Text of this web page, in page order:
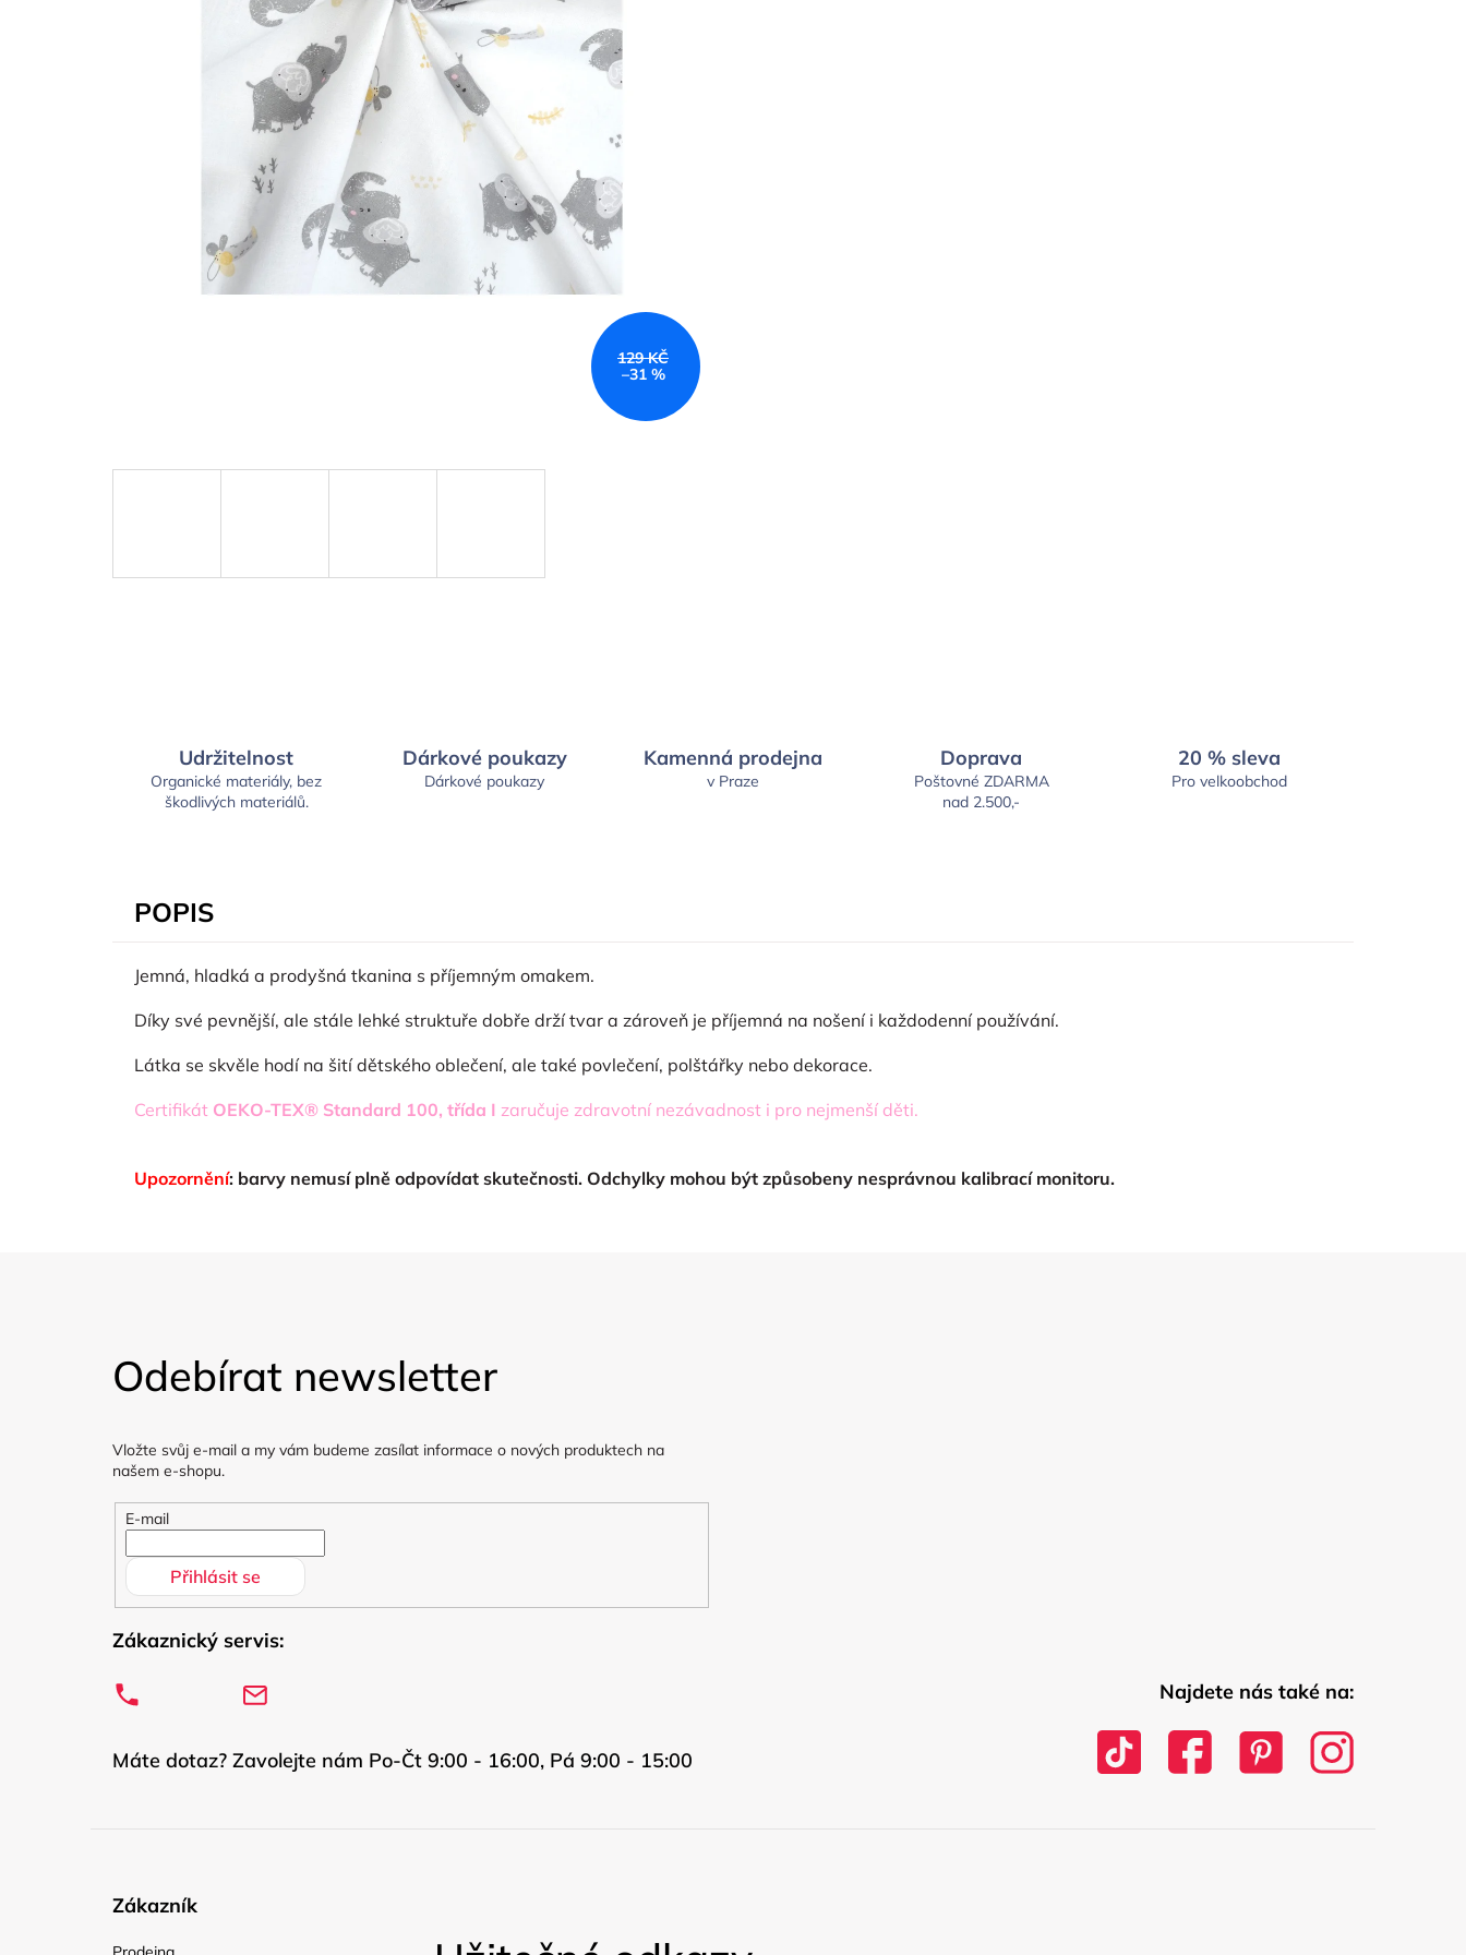
129 KČ
–31 %
Udržitelnost
Organické materiály, bez
škodlivých materiálů.
Dárkové poukazy
Dárkové poukazy
Kamenná prodejna
v Praze
Doprava
Poštovné ZDARMA
nad 2.500,-
20 % sleva
Pro velkoobchod
POPIS
Jemná, hladká a prodyšná tkanina s příjemným omakem.
Díky své pevnější, ale stále lehké struktuře dobře drží tvar a zároveň je příjemná na nošení i každodenní používání.
Látka se skvěle hodí na šití dětského oblečení, ale také povlečení, polštářky nebo dekorace.
Certifikát OEKO-TEX® Standard 100, třída I zaručuje zdravotní nezávadnost i pro nejmenší děti.
Upozornění: barvy nemusí plně odpovídat skutečnosti. Odchylky mohou být způsobeny nesprávnou kalibrací monitoru.
Odebírat newsletter
Vložte svůj e-mail a my vám budeme zasílat informace o nových produktech na
našem e-shopu.
E-mail
Přihlásit se
Zákaznický servis:
Máte dotaz? Zavolejte nám Po-Čt 9:00 - 16:00, Pá 9:00 - 15:00
Najdete nás také na:
Zákazník